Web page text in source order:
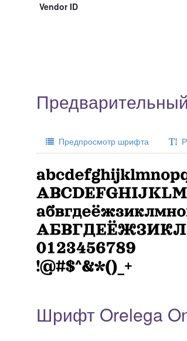
Vendor ID
Предпросмотр шрифта
Шрифт Orelega